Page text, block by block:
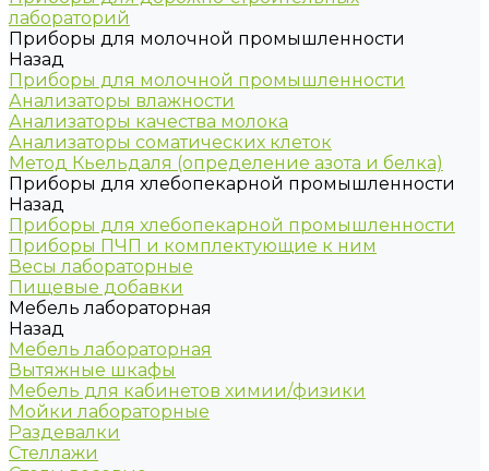
лабораторий
Приборы для молочной промышленности
Назад
Приборы для молочной промышленности
Анализаторы влажности
Анализаторы качества молока
Анализаторы соматических клеток
Метод Кьельдаля (определение азота и белка)
Приборы для хлебопекарной промышленности
Назад
Приборы для хлебопекарной промышленности
Приборы ПЧП и комплектующие к ним
Весы лабораторные
Пищевые добавки
Мебель лабораторная
Назад
Мебель лабораторная
Вытяжные шкафы
Мебель для кабинетов химии/физики
Мойки лабораторные
Раздевалки
Стеллажи